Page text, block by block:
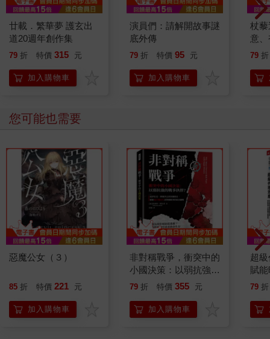
廿載．繁華夢 護玄出
道20週年創作集
79 折 特價 315 元
加入購物車
演員們：請解開故事謎
底外傳
79 折 特價 95 元
加入購物車
杖
意
恭
79 折
您可能也需要
惡魔公女（３）
85 折 特價 221 元
加入購物車
非對稱戰爭，衝突中的
小國決策：以弱抗強的
戰爭抉擇？從伊拉克、
解析後冷戰時代非對稱
衝突的政治邏輯
79 折 特價 355 元
加入購物車
超
賦
業
79 折